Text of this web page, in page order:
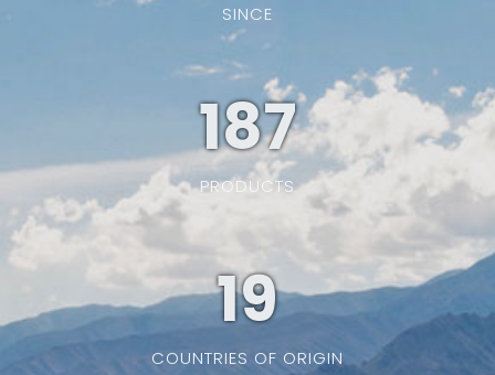
SINCE
187
PRODUCTS
19
COUNTRIES OF ORIGIN